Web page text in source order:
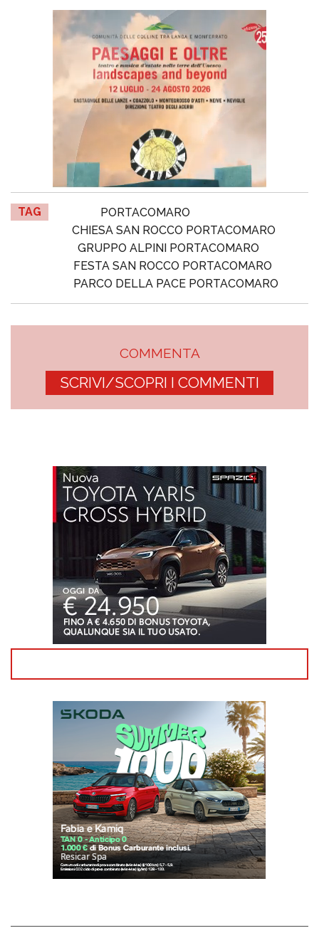
TAG
PORTACOMARO
CHIESA SAN ROCCO PORTACOMARO
GRUPPO ALPINI PORTACOMARO
FESTA SAN ROCCO PORTACOMARO
PARCO DELLA PACE PORTACOMARO
COMMENTA
SCRIVI/SCOPRI I COMMENTI